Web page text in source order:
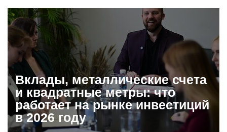
Вклады, металлические счета
и квадратные метры: что
работает на рынке инвестиций
в 2026 году